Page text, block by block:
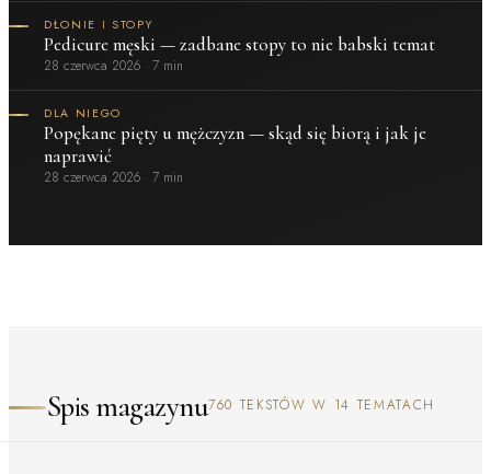
DŁONIE I STOPY
Pedicure męski — zadbane stopy to nie babski temat
28 czerwca 2026 · 7 min
DLA NIEGO
Popękane pięty u mężczyzn — skąd się biorą i jak je
naprawić
28 czerwca 2026 · 7 min
Spis magazynu760 TEKSTÓW W 14 TEMATACH